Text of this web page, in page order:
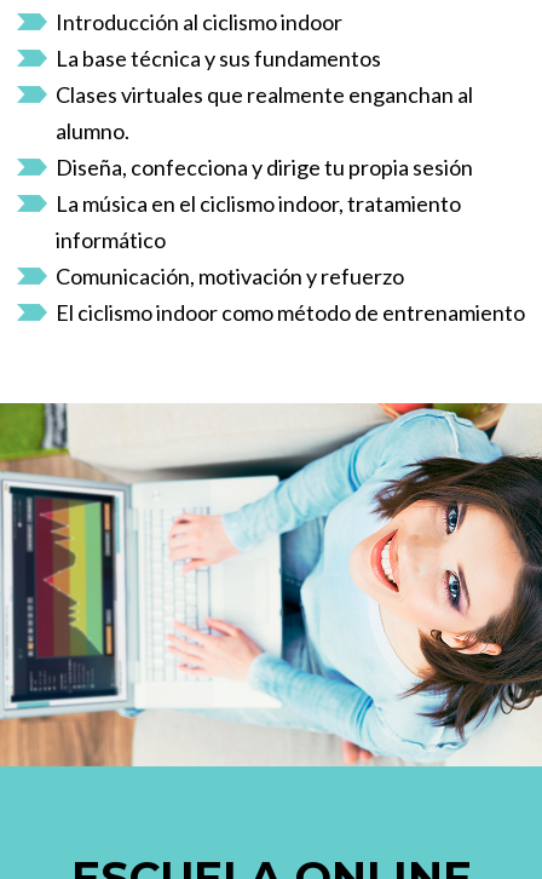
Introducción al ciclismo indoor
La base técnica y sus fundamentos
Clases virtuales que realmente enganchan al
alumno.
Diseña, confecciona y dirige tu propia sesión
La música en el ciclismo indoor, tratamiento
informático
Comunicación, motivación y refuerzo
El ciclismo indoor como método de entrenamiento